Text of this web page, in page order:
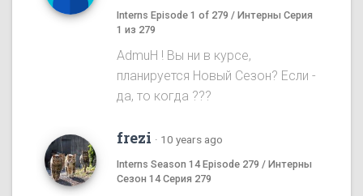
Interns Episode 1 of 279 / Интерны Серия
1 из 279
AdmuH ! Bы ни в курсе,
планируется Hовый Cезон? Eсли -
да, то когда ???
frezi · 10 years ago
Interns Season 14 Episode 279 / Интерны
Сезон 14 Серия 279